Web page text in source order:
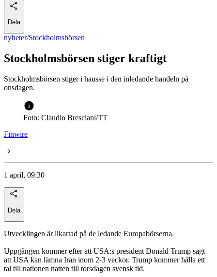
Dela
nyheter/Stockholmsbörsen
Stockholmsbörsen stiger kraftigt
Stockholmsbörsen stiger i hausse i den inledande handeln på
onsdagen.
Foto: Claudio Bresciani/TT
Finwire
1 april, 09:30
Dela
Utvecklingen är likartad på de ledande Europabörserna.
Uppgången kommer efter att USA:s president Donald Trump sagt
att USA kan lämna Iran inom 2-3 veckor. Trump kommer hålla ett
tal till nationen natten till torsdagen svensk tid.